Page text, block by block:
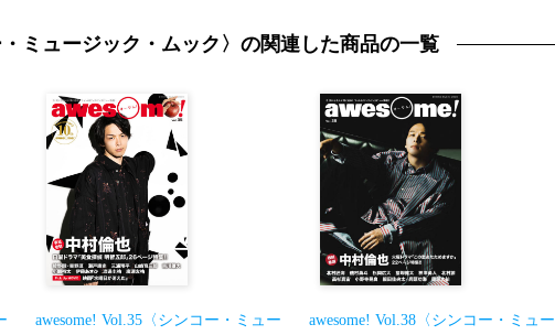
ミュージック・ムック〉の関連した商品の一覧
awesome! Vol.35〈シンコー・ミュー
awesome! Vol.38〈シンコー・ミュー